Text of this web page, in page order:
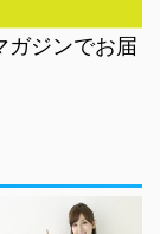
ガジンでお届